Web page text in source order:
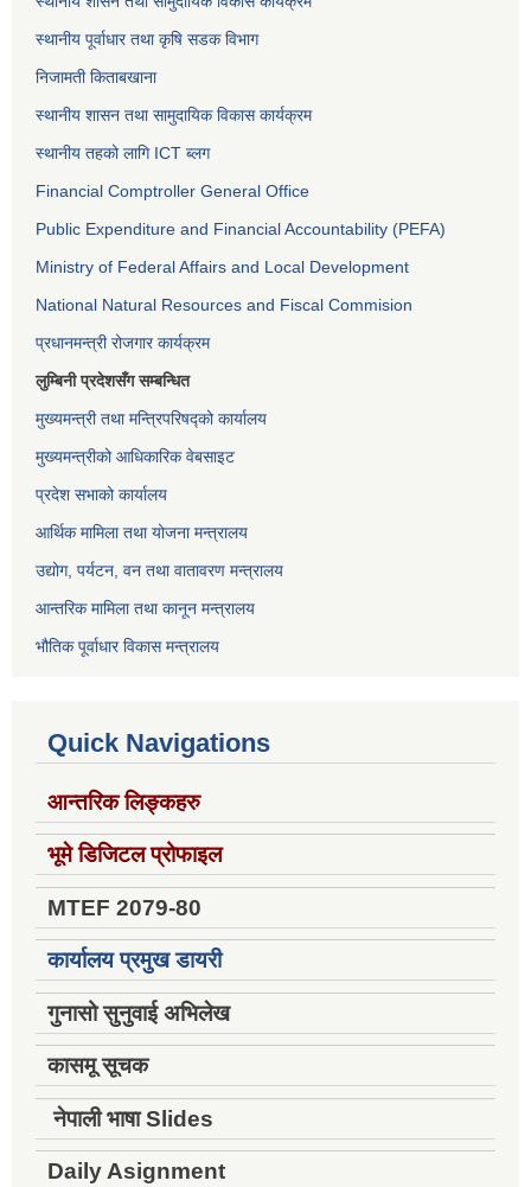
स्थानीय पूर्वाधार तथा कृषि सडक विभाग
निजामती किताबखाना
स्थानीय शासन तथा सामुदायिक विकास कार्यक्रम
स्थानीय तहको लागि ICT ब्लग
Financial Comptroller General Office
Public Expenditure and Financial Accountability (PEFA)
Ministry of Federal Affairs and Local Development
National Natural Resources and Fiscal Commision
प्रधानमन्त्री रोजगार कार्यक्रम
लुम्बिनी प्रदेशसँग सम्बन्धित
मुख्यमन्त्री तथा मन्त्रिपरिषद्को कार्यालय
मुख्यमन्त्रीको आधिकारिक वेबसाइट
प्रदेश सभाको कार्यालय
आर्थिक मामिला तथा योजना मन्त्रालय
उद्योग, पर्यटन, वन तथा वातावरण मन्त्रालय
आन्तरिक मामिला तथा कानून मन्त्रालय
भौतिक पूर्वाधार विकास मन्त्रालय
Quick Navigations
आन्तरिक लिङ्कहरु
भूमे डिजिटल प्रोफाइल
MTEF 2079-80
कार्यालय प्रमुख डायरी
गुनासो सुनुवाई अभिलेख
कासमू सूचक
नेपाली भाषा Slides
Daily Asignment